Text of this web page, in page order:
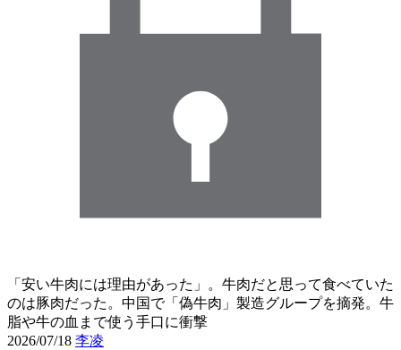
「安い牛肉には理由があった」。牛肉だと思って食べていた
のは豚肉だった。中国で「偽牛肉」製造グループを摘発。牛
脂や牛の血まで使う手口に衝撃
2026/07/18 李凌